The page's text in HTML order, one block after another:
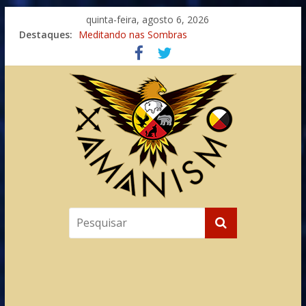
quinta-feira, agosto 6, 2026
Destaques: Meditando nas Sombras
Autosuficiência: A Jornada do Espírito Ancestral
Xamanismo Universal
Totens – Caminho Espiritual – Crescimento
Imaginação na Cura